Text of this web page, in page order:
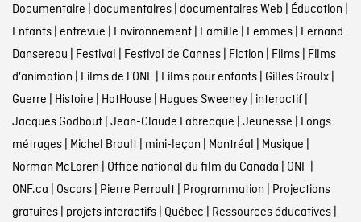
Documentaire | documentaires| documentaires Web | Éducation |
Enfants| entrevue | Environnement| Famille | Femmes| Fernand
Dansereau | Festival | Festival de Cannes| Fiction | Films| Films
d'animation | Films de l'ONF| Films pour enfants| Gilles Groulx|
Guerre | Histoire | HotHouse | Hugues Sweeney| interactif|
Jacques Godbout| Jean-Claude Labrecque | Jeunesse | Longs
métrages| Michel Brault| mini-leçon | Montréal | Musique |
Norman McLaren | Office national du film du Canada | ONF|
ONF.ca | Oscars| Pierre Perrault| Programmation | Projections
gratuites| projets interactifs| Québec | Ressources éducatives|